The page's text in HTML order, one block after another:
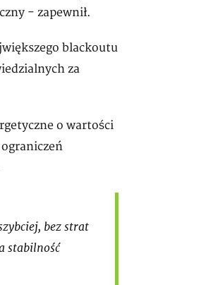
- zapewnił.
blackoutu
za
o wartości
bez strat
stabilność